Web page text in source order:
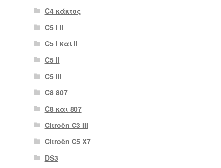
C4 κάκτος
C5 I II
C5 I και II
C5 II
C5 III
C8 807
C8 και 807
Citroën C3 III
Citroën C5 X7
DS3